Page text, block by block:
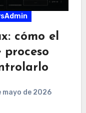
cómo el
proceso
mayo de 2026